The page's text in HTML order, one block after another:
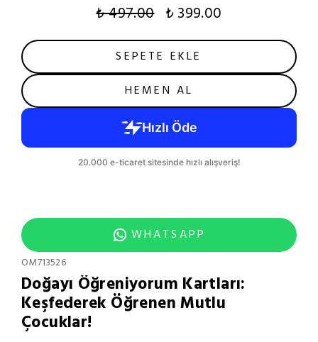
₺ 497.00 ₺ 399.00
SEPETE EKLE
HEMEN AL
WHATSAPP
OM713526
Doğayı Öğreniyorum Kartları:
Keşfederek Öğrenen Mutlu
Çocuklar!